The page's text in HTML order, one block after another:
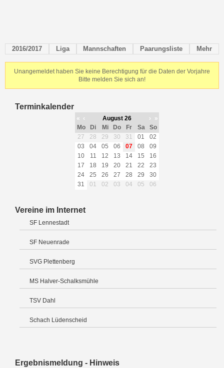
2016/2017 Liga Mannschaften Paarungsliste Mehr
Unangemeldet haben Sie keine Berechtigung für die Daten der Vorjahre
Bitte melden Sie sich an!
Terminkalender
« ‹ August 26 ›
»
Mo
Di Mi Do Fr Sa
So
27
28 29 30 31 01
02
03
04 05 06 07 08
09
10
11 12 13 14 15
16
17
18 19 20 21 22
23
24
25 26 27 28 29
30
31
01 02 03 04 05 06
Vereine im Internet
SF Lennestadt
SF Neuenrade
SVG Plettenberg
MS Halver-Schalksmühle
TSV Dahl
Schach Lüdenscheid
Ergebnismeldung - Hinweis